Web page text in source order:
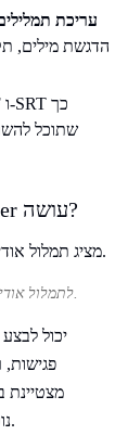
עריכת
הדגשת מילים,
שתוכל
האם Transkriptor יכול לעשות מה ש-Otter עושה?
גלו את Transkriptor לתמלול אודיו לטקסט ביותר מ-100 שפות בקלות.
פגישות,
Transkriptor נוטה יותר לתמלולים מהירים ורב-לשוניים.